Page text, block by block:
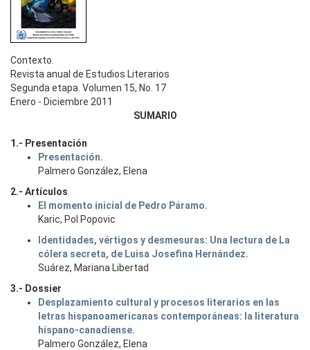
Contexto.
Revista anual de Estudios Literarios
Segunda etapa. Volumen 15, No. 17
Enero - Diciembre 2011
SUMARIO
1.- Presentación
Presentación.
Palmero González, Elena
2.- Artículos
El momento inicial de Pedro Páramo.
Karic, Pol Popovic
Identidades, vértigos y desmesuras: Una lectura de La
cólera secreta, de Luisa Josefina Hernández.
Suárez, Mariana Libertad
3.- Dossier
Desplazamiento cultural y procesos literarios en las
letras hispanoamericanas contemporáneas: la literatura
hispano-canadiense.
Palmero González, Elena